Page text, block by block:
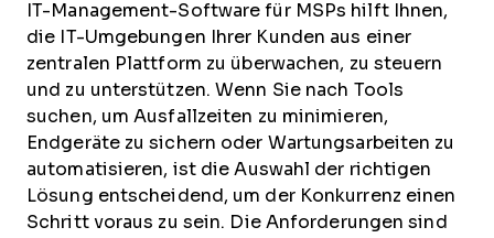
IT-Management-Software für MSPs hilft Ihnen,
die IT-Umgebungen Ihrer Kunden aus einer
zentralen Plattform zu überwachen, zu steuern
und zu unterstützen. Wenn Sie nach Tools
suchen, um Ausfallzeiten zu minimieren,
Endgeräte zu sichern oder Wartungsarbeiten zu
automatisieren, ist die Auswahl der richtigen
Lösung entscheidend, um der Konkurrenz einen
Schritt voraus zu sein. Die Anforderungen sind